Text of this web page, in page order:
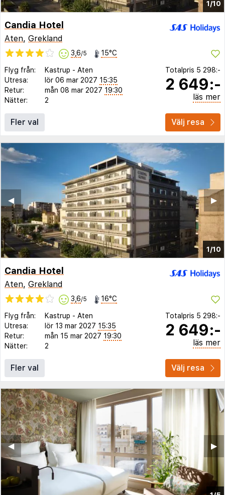
1/10
Candia Hotel
Aten, Grekland
3,6/5 15°C
Flyg från: Kastrup - Aten
Utresa:
lör 06 mar 2027 15:35
Retur:
mån 08 mar 2027 19:30
Nätter:
2
Totalpris 5 298:-
2 649:-
läs mer
Fler val Välj resa
1/10
▶︎
◀︎
Candia Hotel
Aten, Grekland
3,6/5 16°C
Flyg från: Kastrup - Aten
Utresa:
lör 13 mar 2027 15:35
Retur:
mån 15 mar 2027 19:30
Nätter:
2
Totalpris 5 298:-
2 649:-
läs mer
Fler val Välj resa
▶︎
◀︎